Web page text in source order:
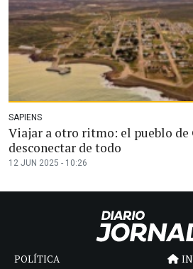
SAPIENS
Viajar a otro ritmo: el pueblo de
desconectar de todo
12 JUN 2025 - 10:26
POLÍTICA